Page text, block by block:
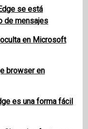
se está
de mensajes
en Microsoft
browser en
es una forma fácil